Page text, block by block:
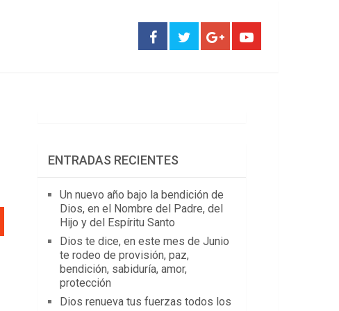
ENTRADAS RECIENTES
Un nuevo año bajo la bendición de
Dios, en el Nombre del Padre, del
Hijo y del Espíritu Santo
Dios te dice, en este mes de Junio
te rodeo de provisión, paz,
bendición, sabiduría, amor,
protección
Dios renueva tus fuerzas todos los